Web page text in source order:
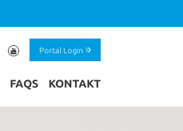
Portal Login
FAQS KONTAKT